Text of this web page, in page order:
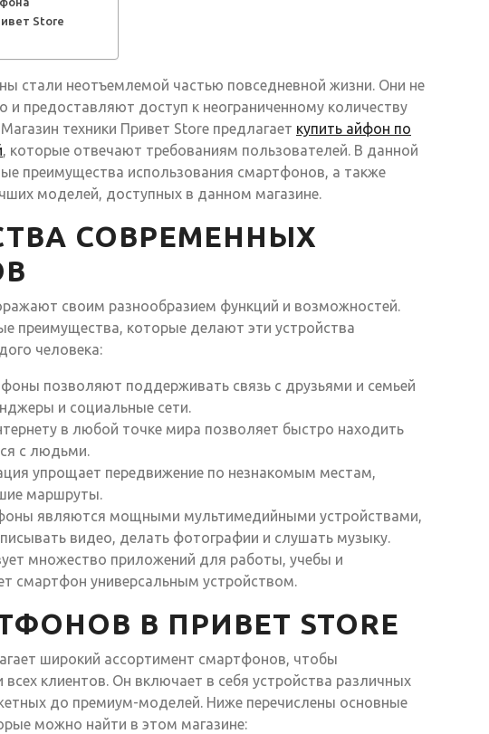
Store
стали неотъемлемой частью повседневной жизни. Они не
предоставляют доступ к неограниченному количеству
техники Привет Store предлагает купить айфон по
, которые отвечают требованиям пользователей. В данной
преимущества использования смартфонов, а также
моделей, доступных в данном магазине.
СОВРЕМЕННЫХ
своим разнообразием функций и возможностей.
преимущества, которые делают эти устройства
человека:
позволяют поддерживать связь с друзьями и семьей
и социальные сети.
в любой точке мира позволяет быстро находить
с людьми.
упрощает передвижение по незнакомым местам,
маршруты.
являются мощными мультимедийными устройствами,
видео, делать фотографии и слушать музыку.
множество приложений для работы, учебы и
смартфон универсальным устройством.
В ПРИВЕТ STORE
широкий ассортимент смартфонов, чтобы
клиентов. Он включает в себя устройства различных
до премиум-моделей. Ниже перечислены основные
можно найти в этом магазине: